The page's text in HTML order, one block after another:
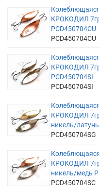
КРОКОДИЛ
PCD450704CU
PCD450704CU
КРОКОДИЛ
PCD450704SI
PCD450704SI
КРОКОДИЛ
никель/
PCD450704SG
КРОКОДИЛ
никель/медь
PCD450704SC